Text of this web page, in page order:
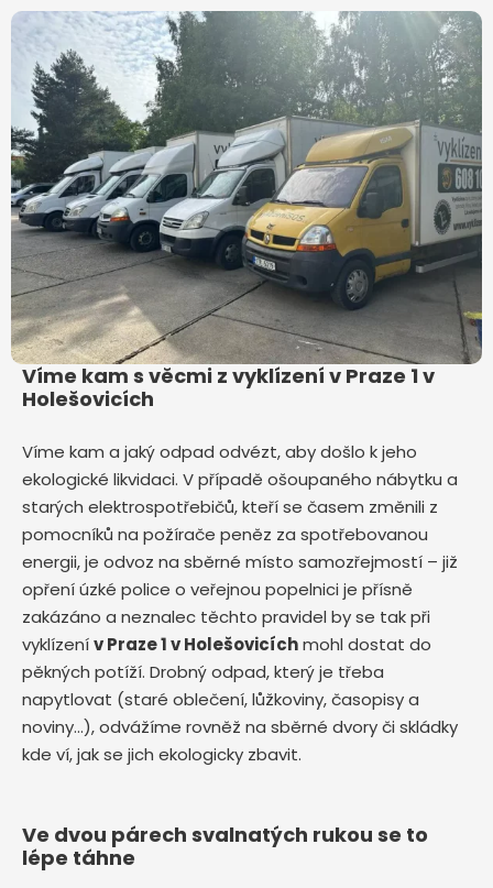
Víme kam s věcmi z vyklízení v Praze 1 v
Holešovicích
Víme kam a jaký odpad odvézt, aby došlo k jeho
ekologické likvidaci. V případě ošoupaného nábytku a
starých elektrospotřebičů, kteří se časem změnili z
pomocníků na požírače peněz za spotřebovanou
energii, je odvoz na sběrné místo samozřejmostí – již
opření úzké police o veřejnou popelnici je přísně
zakázáno a neznalec těchto pravidel by se tak při
vyklízenív Praze 1 v Holešovicíchmohl dostat do
pěkných potíží. Drobný odpad, který je třeba
napytlovat (staré oblečení, lůžkoviny, časopisy a
noviny…), odvážíme rovněž na sběrné dvory či skládky
kde ví, jak se jich ekologicky zbavit.
Ve dvou párech svalnatých rukou se to
lépe táhne